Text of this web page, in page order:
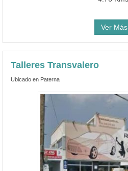
Ver Más
Talleres Transvalero
Ubicado en Paterna